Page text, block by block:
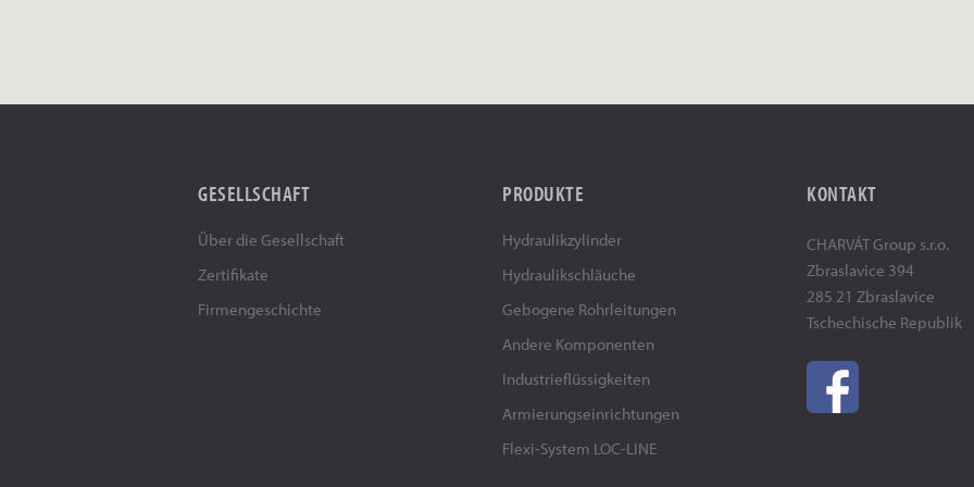
GESELLSCHAFT
Über die Gesellschaft
Zertifikate
Firmengeschichte
PRODUKTE
Hydraulikzylinder
Hydraulikschläuche
Gebogene Rohrleitungen
Andere Komponenten
Industrieflüssigkeiten
Armierungseinrichtungen
Flexi-System LOC-LINE
KONTAKT
CHARVÁT Group s.r.o.
Zbraslavice 394
285 21 Zbraslavice
Tschechische Republik